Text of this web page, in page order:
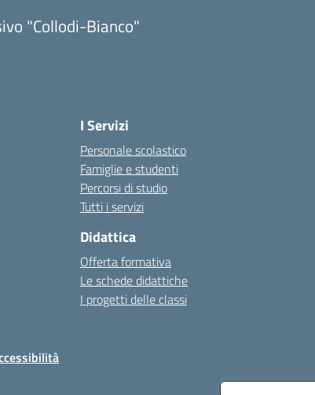
"Collodi-Bianco"
I Servizi
Personale scolastico
Famiglie e studenti
Percorsi di studio
Tutti i servizi
Didattica
Offerta formativa
Le schede didattiche
I progetti delle classi